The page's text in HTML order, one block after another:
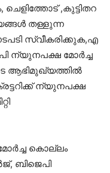
,കുട്ടിതറ
തള്ളുന്ന
സ്വീകരിക്കുക,എ
ന്യുനപക്ഷ മോർച്ച
ആഭിമുഖ്യത്തിൽ
ന്യുനപക്ഷ
കൊല്ലം
ബിജെപി